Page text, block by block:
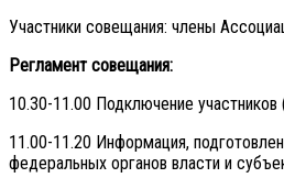
Участники совещания: члены
Регламент совещания:
10.30-11.00 Подключение участников
11.00-11.20 Информация,
федеральных органов власти и